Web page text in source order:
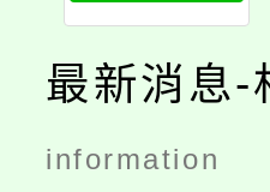
最新消息-
information